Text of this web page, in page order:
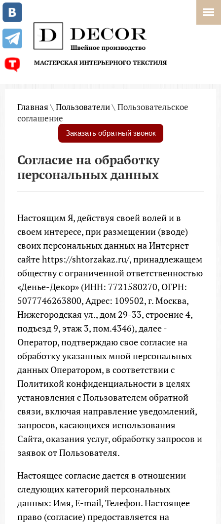
Главная\ Пользователи\ Пользовательское
соглашение
Согласие на обработку
персональных данных
Заказать обратный звонок
Настоящим Я, действуя своей волей и в
своем интересе, при размещении (вводе)
своих персональных данных на Интернет
сайте https://shtorzakaz.ru/, принадлежащем
обществу с ограниченной ответственностью
«Денье-Декор» (ИНН: 7721580270, ОГРН:
5077746263800, Адрес: 109502, г. Москва,
Нижегородская ул., дом 29-33, строение 4,
подъезд 9, этаж 3, пом.4346), далее -
Оператор, подтверждаю свое согласие на
обработку указанных мной персональных
данных Оператором, в соответствии с
Политикой конфиденциальности в целях
установления с Пользователем обратной
связи, включая направление уведомлений,
запросов, касающихся использования
Сайта, оказания услуг, обработку запросов и
заявок от Пользователя.
Настоящее согласие дается в отношении
следующих категорий персональных
данных: Имя, E-mail, Телефон. Настоящее
право (согласие) предоставляется на